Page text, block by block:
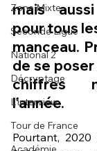
Zone Mixte
Seconde Ligue
National 2
Décryptage
L'interview
Tour de France
mais
pour tous
manceau.
de se
chiffres
l’année.
Pourtant, 2020